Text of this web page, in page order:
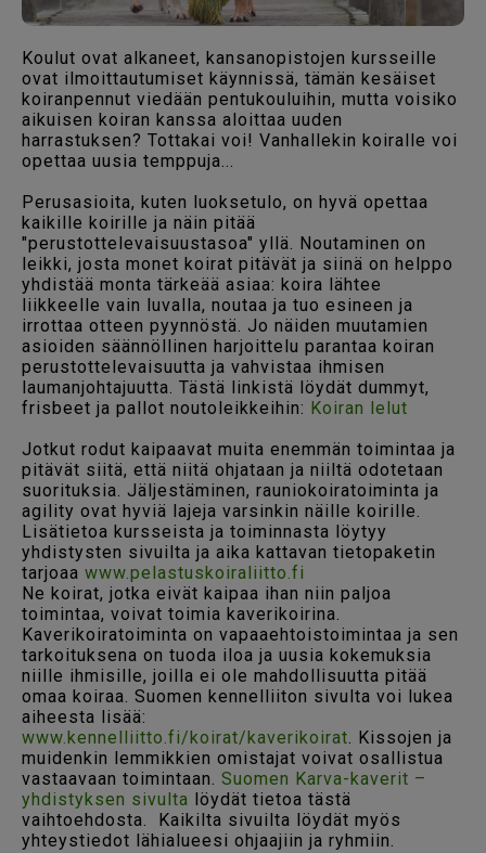
Koulut ovat alkaneet, kansanopistojen kursseille
ovat ilmoittautumiset käynnissä, tämän kesäiset
koiranpennut viedään pentukouluihin, mutta voisiko
aikuisen koiran kanssa aloittaa uuden
harrastuksen? Tottakai voi! Vanhallekin koiralle voi
opettaa uusia temppuja...
Perusasioita, kuten luoksetulo, on hyvä opettaa
kaikille koirille ja näin pitää
"perustottelevaisuustasoa" yllä. Noutaminen on
leikki, josta monet koirat pitävät ja siinä on helppo
yhdistää monta tärkeää asiaa: koira lähtee
liikkeelle vain luvalla, noutaa ja tuo esineen ja
irrottaa otteen pyynnöstä. Jo näiden muutamien
asioiden säännöllinen harjoittelu parantaa koiran
perustottelevaisuutta ja vahvistaa ihmisen
laumanjohtajuutta. Tästä linkistä löydät dummyt,
frisbeet ja pallot noutoleikkeihin: Koiran lelut
Jotkut rodut kaipaavat muita enemmän toimintaa ja
pitävät siitä, että niitä ohjataan ja niiltä odotetaan
suorituksia. Jäljestäminen, rauniokoiratoiminta ja
agility ovat hyviä lajeja varsinkin näille koirille.
Lisätietoa kursseista ja toiminnasta löytyy
yhdistysten sivuilta ja aika kattavan tietopaketin
tarjoaa www.pelastuskoiraliitto.fi
Ne koirat, jotka eivät kaipaa ihan niin paljoa
toimintaa, voivat toimia kaverikoirina.
Kaverikoiratoiminta on vapaaehtoistoimintaa ja sen
tarkoituksena on tuoda iloa ja uusia kokemuksia
niille ihmisille, joilla ei ole mahdollisuutta pitää
omaa koiraa. Suomen kennelliiton sivulta voi lukea
aiheesta lisää:
www.kennelliitto.fi/koirat/kaverikoirat. Kissojen ja
muidenkin lemmikkien omistajat voivat osallistua
vastaavaan toimintaan. Suomen Karva-kaverit –
yhdistyksen sivulta löydät tietoa tästä
vaihtoehdosta. Kaikilta sivuilta löydät myös
yhteystiedot lähialueesi ohjaajiin ja ryhmiin.